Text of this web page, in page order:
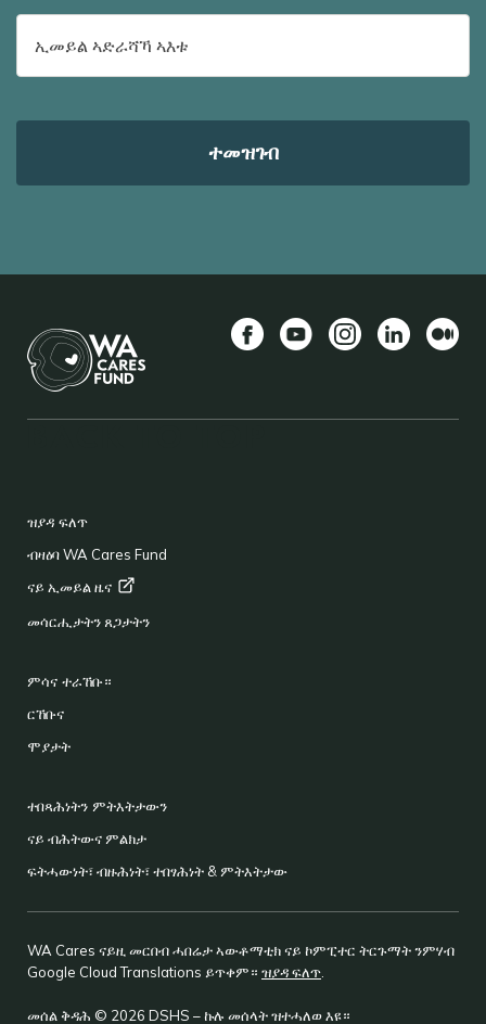
ኢ-
መይል
ዝያዳ ፍለጥ
ብዛዕባ WA Cares Fund
ናይ ኢመይልዜና
መሳርሒታትን ጸጋታትን
ምሳና ተራኸቡ።
ርኸቡና
ሞያታት
ተበጻሕነትን ምትእትታውን
ናይ ብሕትውና ምልክታ
ፍትሓውነት፣ ብዙሕነት፣ ተበፃሕነት & ምትእትታው
WA Cares ናይዚ መርበብ ሓበሬታ ኣውቶማቲክ ናይ ኮምፒተር ትርጉማት ንምሃብ
Google Cloud Translations ይጥቀም። ዝያዳ ፍለጥ
መሰል ቅዳሕ © 2026 DSHS – ኩሉ መሰላት ዝተሓለወ እዩ።